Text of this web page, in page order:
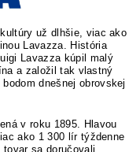
už dlhšie, viac ako
Lavazza. História
Lavazza kúpil malý
a založil tak vlastný
dnešnej obrovskej
v roku 1895. Hlavou
ako 1 300 lír týždenne
sa doručovali